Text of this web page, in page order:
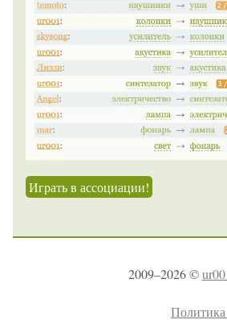
Играть в ассоциации!
2009–2026 ©